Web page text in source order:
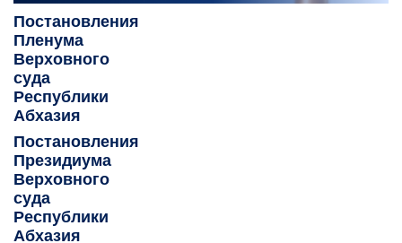
Постановления
Пленума
Верховного
суда
Республики
Абхазия
Постановления
Президиума
Верховного
суда
Республики
Абхазия